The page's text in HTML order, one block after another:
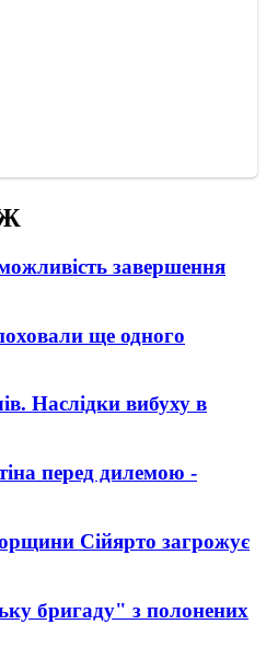
завершення
ще одного
Наслідки вибуху в
перед дилемою -
Сійярто загрожує
бригаду" з полонених